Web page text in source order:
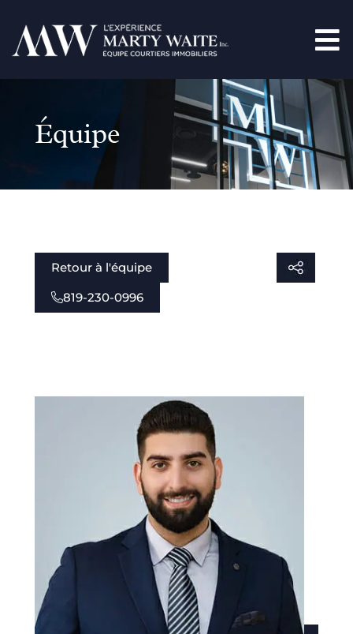
Équipe
Retour à l'équipe
819-230-0996